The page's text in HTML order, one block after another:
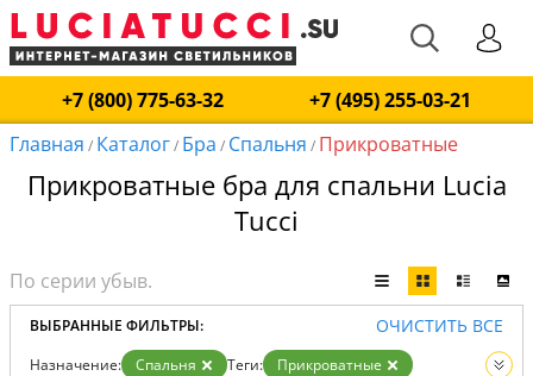
+7 (800) 775-63-32
+7 (495) 255-03-21
Главная / Каталог/ Бра / Спальня / Прикроватные
Прикроватные бра для спальни Lucia
Tucci
ВЫБРАННЫЕ ФИЛЬТРЫ: ОЧИСТИТЬ ВСЕ
Назначение: Спальня Теги:
Прикроватные